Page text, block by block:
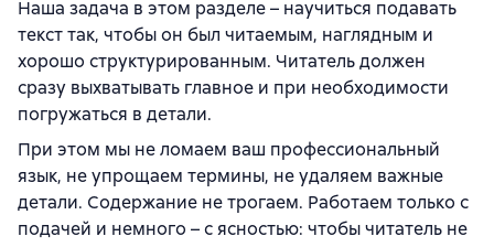
Наша задача в этом разделе – научиться подавать
текст так, чтобы он был читаемым, наглядным и
хорошо структурированным. Читатель должен
сразу выхватывать главное и при необходимости
погружаться в детали.
При этом мы не ломаем ваш профессиональный
язык, не упрощаем термины, не удаляем важные
детали. Содержание не трогаем. Работаем только с
подачей и немного – с ясностью: чтобы читатель не